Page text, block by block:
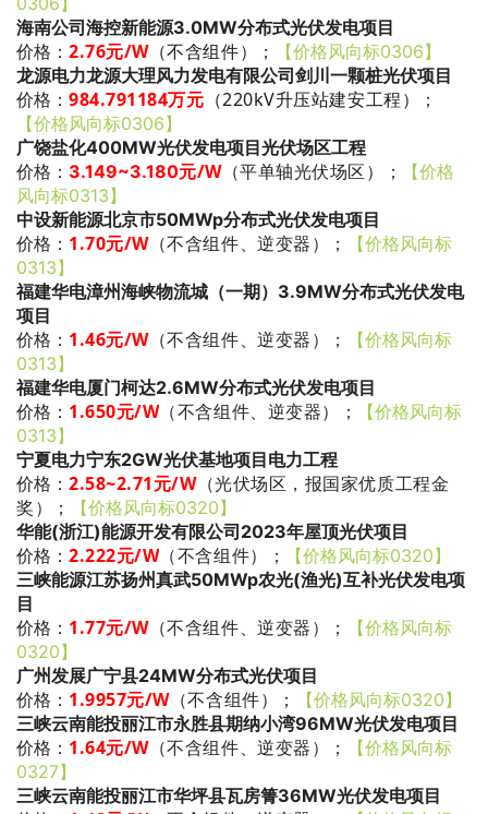
海南公司海控新能源3.0MW分布式光伏发电项目
价格： 2.76元/W（不含组件） ；
【价格风向标0306】
龙源电力龙源大理风力发电有限公司剑川一颗桩光伏项目
价格： 984.791184万元 （220kV升压站建安工程） ；
【价格风向标0306】
广饶盐化400MW光伏发电项目光伏场区工程
价格： 3.149~3.180元/W（平单轴光伏场区） ；
【价格
风向标0313】
中设新能源北京市50MWp分布式光伏发电项目
价格： 1.70元/W（不含组件、逆变器） ；
【价格风向标
0313】
福建华电漳州海峡物流城（一期）3.9MW分布式光伏发电
项目
价格： 1.46元/W（不含组件、逆变器） ；
【价格风向标
0313】
福建华电厦门柯达2.6MW分布式光伏发电项目
价格： 1.650元/W （不含组件、逆变器） ；
【价格风向标
0313】
宁夏电力宁东2GW光伏基地项目电力工程
价格： 2.58~2.71元/W（光伏场区，报国家优质工程金
奖）
；
【价格风向标0320】
华能(浙江)能源开发有限公司2023年屋顶光伏项目
价格： 2.222元/W （不含组件） ；
【价格风向标0320】
三峡能源江苏扬州真武50MWp农光(渔光)互补光伏发电项
目
价格： 1.77元/W（不含组件、逆变器） ；
【价格风向标
0320】
广州发展广宁县24MW分布式光伏项目
价格： 1.9957元/W（不含组件） ；
【价格风向标0320】
三峡云南能投丽江市永胜县期纳小湾96MW光伏发电项目
价格： 1.64元/W（不含组件、逆变器） ；
【价格风向标
0327】
三峡云南能投丽江市华坪县瓦房箐36MW光伏发电项目